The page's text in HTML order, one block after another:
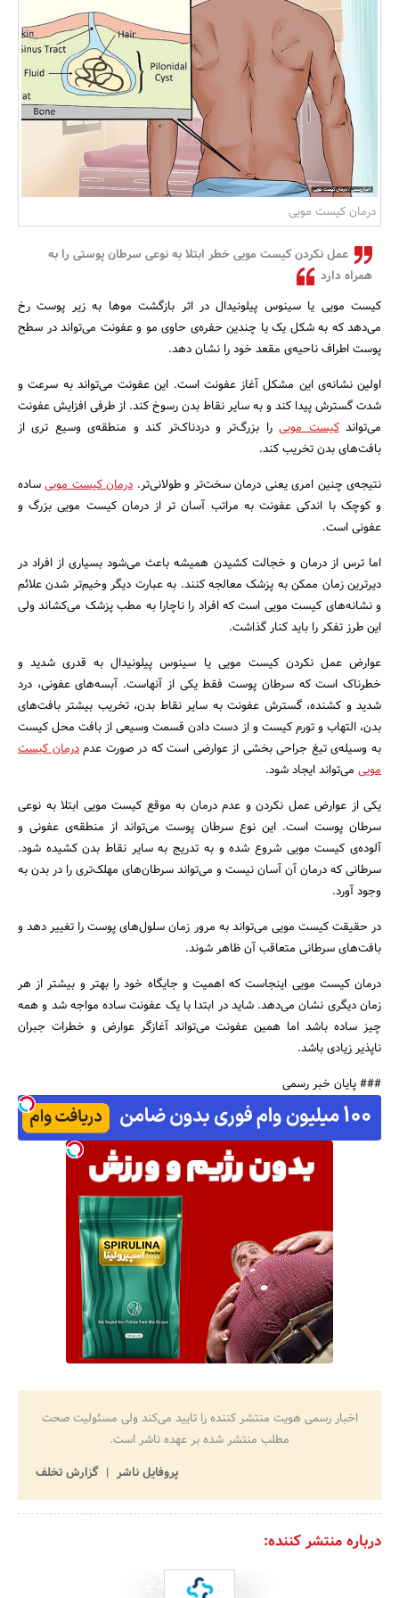
بانک، بیمه و سرمایه
مسکن و ساختمان
جستجو
درمان کیست مویی
عمل نکردن کیست مویی خطر ابتلا به نوعی سرطان پوستی را به
همراه دارد
کیست مویی یا سینوس پیلونیدال در اثر بازگشت موها به زیر پوست رخ
می‌دهد که به شکل یک یا چندین حفره‌ی حاوی مو و عفونت می‌تواند در سطح
پوست اطراف ناحیه‌ی مقعد خود را نشان دهد.
اولین نشانه‌ی این مشکل آغاز عفونت است. این عفونت می‌تواند به سرعت و
شدت گسترش پیدا کند و به سایر نقاط بدن رسوخ کند. از طرفی افزایش عفونت
می‌تواندکیست موییرا بزرگ‌تر و دردناک‌تر کند و منطقه‌ی وسیع تری از
بافت‌های بدن تخریب کند.
نتیجه‌ی چنین امری یعنی درمان سخت‌تر و طولانی‌تر.درمان کیست موییساده
و کوچک با اندکی عفونت به مراتب آسان تر از درمان کیست مویی بزرگ و
عفونی است.
اما ترس از درمان و خجالت کشیدن همیشه باعث می‌شود بسیاری از افراد در
دیرترین زمان ممکن به پزشک معالجه کنند. به عبارت دیگر وخیم‌تر شدن علائم
و نشانه‌های کیست مویی است که افراد را ناچارا به مطب پزشک می‌کشاند ولی
این طرز تفکر را باید کنار گذاشت.
عوارض عمل نکردن کیست مویی یا سینوس پیلونیدال به قدری شدید و
خطرناک است که سرطان پوست فقط یکی از آنهاست. آبسه‌های عفونی، درد
شدید و کشنده، گسترش عفونت به سایر نقاط بدن، تخریب بیشتر بافت‌های
بدن، التهاب و تورم کیست و از دست دادن قسمت وسیعی از بافت محل کیست
به وسیله‌ی تیغ جراحی بخشی از عوارضی است که در صورت عدمدرمان کیست
مویی می‌تواند ایجاد شود.
یکی از عوارض عمل نکردن و عدم درمان به موقع کیست مویی ابتلا به نوعی
سرطان پوست است. این نوع سرطان پوست می‌تواند از منطقه‌ی عفونی و
آلوده‌ی کیست مویی شروع شده و به تدریج به سایر نقاط بدن کشیده شود.
سرطانی که درمان آن آسان نیست و می‌تواند سرطان‌های مهلک‌تری را در بدن به
وجود آورد.
در حقیقت کیست مویی می‌تواند به مرور زمان سلول‌های پوست را تغییر دهد و
بافت‌های سرطانی متعاقب آن ظاهر شوند.
درمان کیست مویی اینجاست که اهمیت و جایگاه خود را بهتر و بیشتر از هر
زمان دیگری نشان می‌دهد. شاید در ابتدا با یک عفونت ساده مواجه شد و همه
چیز ساده باشد اما همین عفونت می‌تواند آغازگر عوارض و خطرات جبران
ناپذیر زیادی باشد.
### پایان خبر رسمی
اخبار رسمی هویت منتشر کننده را تایید می‌کند ولی مسئولیت صحت
مطلب منتشر شده بر عهده ناشر است.
پروفایل ناشر
گزارش تخلف
درباره منتشر کننده: